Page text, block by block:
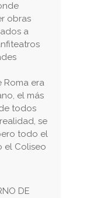
obras
a
Roma era
el más
todos
se
todo el
el Coliseo
DE